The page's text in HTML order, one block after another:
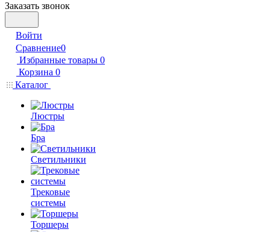
Заказать звонок
Войти
Сравнение0
Избранные товары 0
Корзина 0
Каталог
Люстры
Бра
Светильники
Трековые
системы
Торшеры